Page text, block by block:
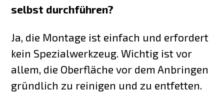
selbst durchführen?
Ja, die Montage ist einfach und erfordert
kein Spezialwerkzeug. Wichtig ist vor
allem, die Oberfläche vor dem Anbringen
gründlich zu reinigen und zu entfetten.